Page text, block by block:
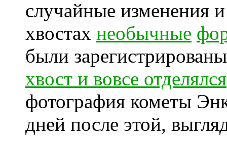
случайные изменения
хвостах необычные
были
хвост и вовсе отделялся
фотография кометы
дней после этой,